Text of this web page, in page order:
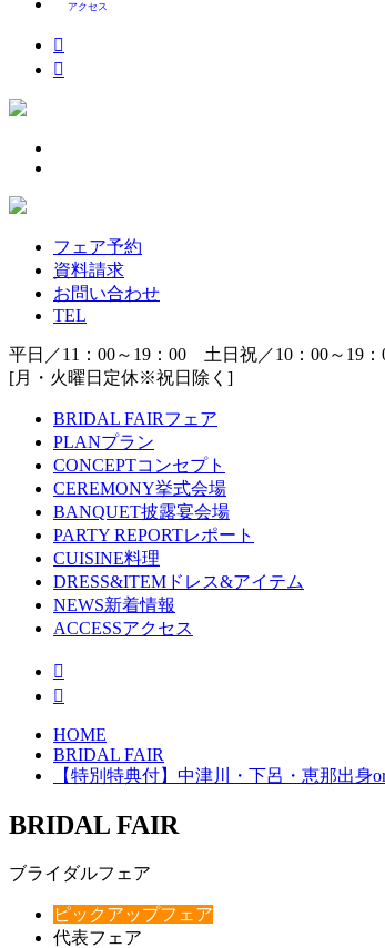
アクセス
フェア予約
資料請求
お問い合わせ
TEL
平日／11：00～19：00 土日祝／10：00～19：
[月・火曜日定休※祝日除く]
BRIDAL FAIRフェア
PLANプラン
CONCEPTコンセプト
CEREMONY挙式会場
BANQUET披露宴会場
PARTY REPORTレポート
CUISINE料理
DRESS&ITEM ドレス&アイテム
NEWS新着情報
ACCESSアクセス
HOME
BRIDAL FAIR
【特別特典付】中津川・下呂・恵那出身
BRIDAL FAIR
ブライダルフェア
ピックアップフェア
代表フェア